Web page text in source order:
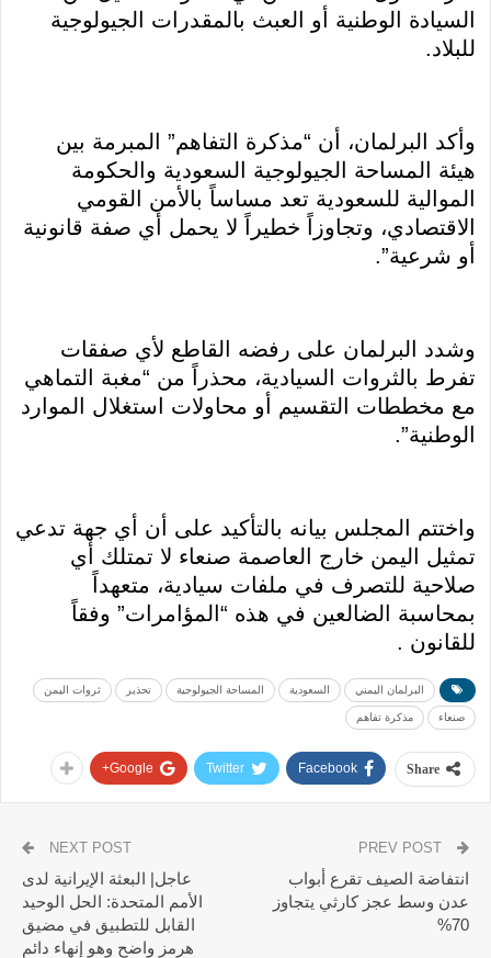
السيادة الوطنية أو العبث بالمقدرات الجيولوجية
للبلاد.
وأكد البرلمان، أن “مذكرة التفاهم” المبرمة بين
هيئة المساحة الجيولوجية السعودية والحكومة
الموالية للسعودية تعد مساساً بالأمن القومي
الاقتصادي، وتجاوزاً خطيراً لا يحمل أي صفة قانونية
أو شرعية”.
وشدد البرلمان على رفضه القاطع لأي صفقات
تفرط بالثروات السيادية، محذراً من “مغبة التماهي
مع مخططات التقسيم أو محاولات استغلال الموارد
الوطنية”.
واختتم المجلس بيانه بالتأكيد على أن أي جهة تدعي
تمثيل اليمن خارج العاصمة صنعاء لا تمتلك أي
صلاحية للتصرف في ملفات سيادية، متعهداً
بمحاسبة الضالعين في هذه “المؤامرات” وفقاً
للقانون .
البرلمان اليمني السعودية المساحة الجيولوجية تحذير ثروات اليمن
صنعاء مذكرة تفاهم
Share
Facebook
Twitter
Google+
انتفاضة الصيف تقرع أبواب
عدن وسط عجز كارثي يتجاوز
70%
NEXT POST
عاجل| البعثة الإيرانية لدى
الأمم المتحدة: الحل الوحيد
القابل للتطبيق في مضيق
هرمز واضح وهو إنهاء دائم